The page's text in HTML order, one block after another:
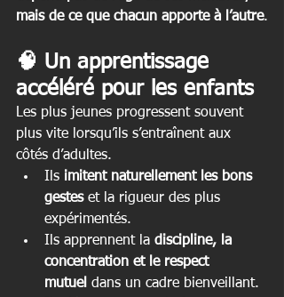
mais de ce que chacun apporte à l’autre.
🧠 Un apprentissage
accéléré pour les enfants
Les plus jeunes progressent souvent
plus vite lorsqu’ils s’entraînent aux
côtés d’adultes.
Ils imitent naturellement les bons
gestes et la rigueur des plus
expérimentés.
Ils apprennent la discipline, la
concentration et le respect
mutuel dans un cadre bienveillant.